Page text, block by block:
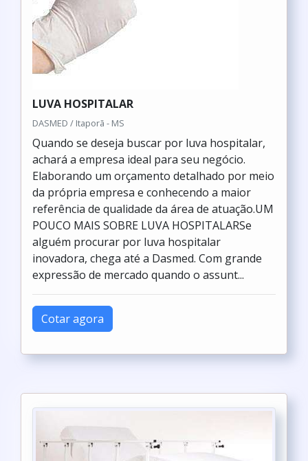
LUVA HOSPITALAR
DASMED / Itaporã - MS
Quando se deseja buscar por luva hospitalar,
achará a empresa ideal para seu negócio.
Elaborando um orçamento detalhado por meio
da própria empresa e conhecendo a maior
referência de qualidade da área de atuação.UM
POUCO MAIS SOBRE LUVA HOSPITALARSe
alguém procurar por luva hospitalar
inovadora, chega até a Dasmed. Com grande
expressão de mercado quando o assunt...
Cotar agora